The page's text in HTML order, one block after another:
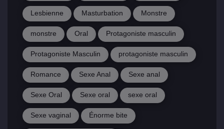
Lesbienne Masturbation Monstre
monstre Oral Protagoniste masculin
Protagoniste Masculin protagoniste masculin
Romance Sexe Anal Sexe anal
Sexe Oral Sexe oral sexe oral
Sexe vaginal Énorme bite